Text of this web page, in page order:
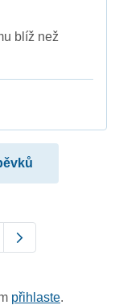
blíž než
přihlaste.